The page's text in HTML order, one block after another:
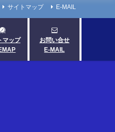
サイトマップ E-MAIL
マップ
お問い合せ
E-MAIL